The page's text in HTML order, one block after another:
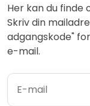
Her kan du finde
Skriv din
adgangskode"
e-mail.